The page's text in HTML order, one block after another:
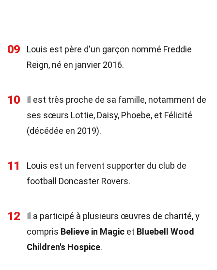
09
Louis est père d'un garçon nommé Freddie
Reign, né en janvier 2016.
10
Il est très proche de sa famille, notamment de
ses sœurs Lottie, Daisy, Phoebe, et Félicité
(décédée en 2019).
11
Louis est un fervent supporter du club de
football Doncaster Rovers.
12
Il a participé à plusieurs œuvres de charité, y
compris Believe in Magic et Bluebell Wood
Children's Hospice.